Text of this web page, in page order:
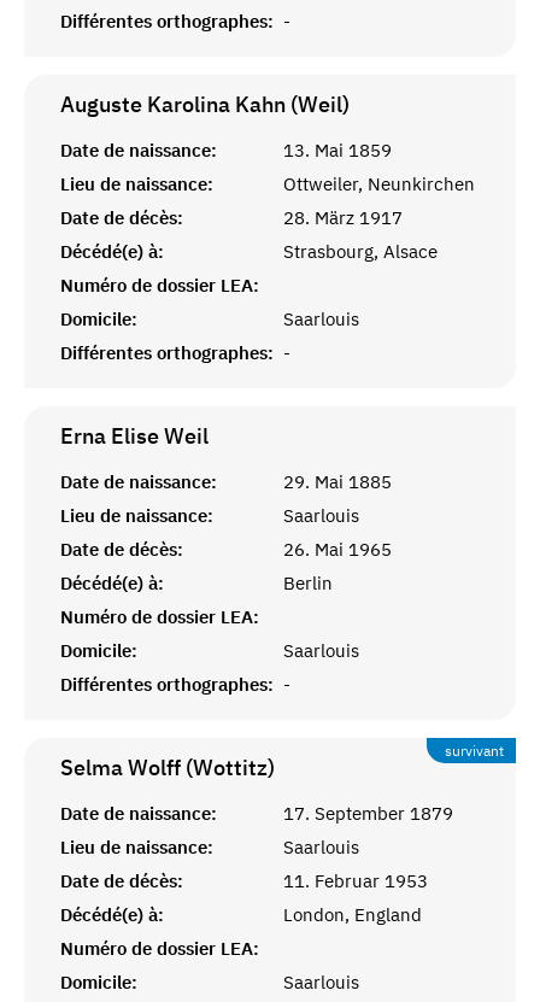
Différentes orthographes: -
Auguste Karolina Kahn (Weil)
Date de naissance:
13. Mai 1859
Lieu de naissance:
Ottweiler, Neunkirchen
Date de décès:
28. März 1917
Décédé(e) à:
Strasbourg, Alsace
Numéro de dossier LEA:
Domicile:
Saarlouis
Différentes orthographes: -
Erna EliseWeil
Date de naissance:
29. Mai 1885
Lieu de naissance:
Saarlouis
Date de décès:
26. Mai 1965
Décédé(e) à:
Berlin
Numéro de dossier LEA:
Domicile:
Saarlouis
Différentes orthographes: -
survivant
Selma Wolff (Wottitz)
Date de naissance:
17. September 1879
Lieu de naissance:
Saarlouis
Date de décès:
11. Februar 1953
Décédé(e) à:
London, England
Numéro de dossier LEA:
Domicile:
Saarlouis